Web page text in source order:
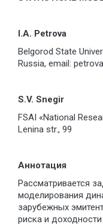
I.A. Petrova
Belgorod State
Russia, email:
S.V. Snegir
FSAI «National
Lenina str., 99
Аннотация
Рассматривается
моделирования
зарубежных
риска и